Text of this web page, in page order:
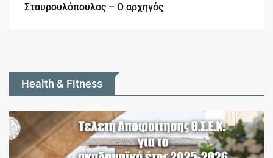
Σταυρουλόπουλος – Ο αρχηγός
Health & Fitness